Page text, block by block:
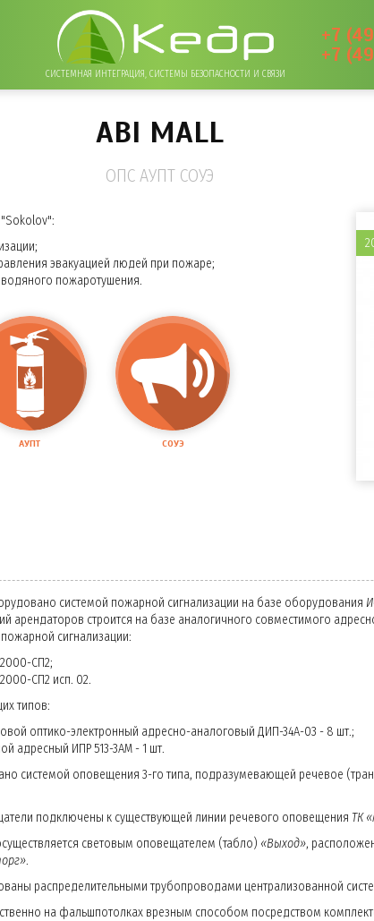
СИСТЕМНАЯ ИНТЕГРАЦИЯ, СИСТЕМЫ БЕЗОПАСНОСТИ И СВЯЗИ
+7
+7
ABI MALL
ОПС АУПТ СОУЭ
эвакуацией людей при пожаре;
пожаротушения.
АУПТ СОУЭ
системой пожарной сигнализации на базе оборудования
арендаторов строится на базе аналогичного совместимого
сигнализации:
СП2;
СП2 исп. 02.
типов:
оптико-электронный адресно-аналоговый ДИП-34А-03 - 8 шт.;
адресный ИПР 513-3АМ - 1 шт.
системой оповещения 3-го типа, подразумевающей речевое
подключены к существующей линии речевого оповещения ТК
световым оповещателем (табло) «Выход»,
.
распределительными трубопроводами централизованной
на фальшпотолках врезным способом посредством